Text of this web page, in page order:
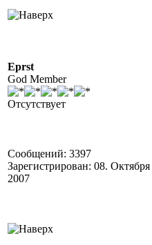
Eprst
God Member
Отсутствует
Сообщений: 3397
Зарегистрирован: 08. Октября
2007